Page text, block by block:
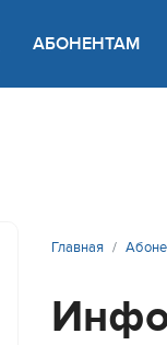
Версия для
АБОНЕНТАМ
Главная